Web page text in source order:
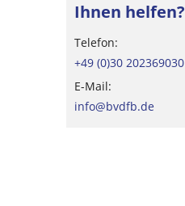
Ihnen helfen?
Telefon:
+49 (0)30 202369030
E-Mail:
info@bvdfb.de